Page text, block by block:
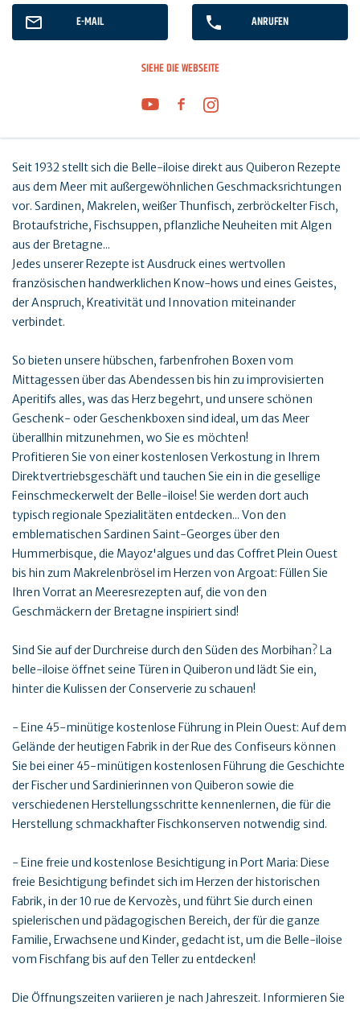
E-MAIL ANRUFEN
SIEHE DIE WEBSEITE
Seit 1932 stellt sich die Belle-iloise direkt aus Quiberon Rezepte
aus dem Meer mit außergewöhnlichen Geschmacksrichtungen
vor. Sardinen, Makrelen, weißer Thunfisch, zerbröckelter Fisch,
Brotaufstriche, Fischsuppen, pflanzliche Neuheiten mit Algen
aus der Bretagne...
Jedes unserer Rezepte ist Ausdruck eines wertvollen
französischen handwerklichen Know-hows und eines Geistes,
der Anspruch, Kreativität und Innovation miteinander
verbindet.
So bieten unsere hübschen, farbenfrohen Boxen vom
Mittagessen über das Abendessen bis hin zu improvisierten
Aperitifs alles, was das Herz begehrt, und unsere schönen
Geschenk- oder Geschenkboxen sind ideal, um das Meer
überallhin mitzunehmen, wo Sie es möchten!
Profitieren Sie von einer kostenlosen Verkostung in Ihrem
Direktvertriebsgeschäft und tauchen Sie ein in die gesellige
Feinschmeckerwelt der Belle-iloise! Sie werden dort auch
typisch regionale Spezialitäten entdecken... Von den
emblematischen Sardinen Saint-Georges über den
Hummerbisque, die Mayoz'algues und das Coffret Plein Ouest
bis hin zum Makrelenbrösel im Herzen von Argoat: Füllen Sie
Ihren Vorrat an Meeresrezepten auf, die von den
Geschmäckern der Bretagne inspiriert sind!
Sind Sie auf der Durchreise durch den Süden des Morbihan? La
belle-iloise öffnet seine Türen in Quiberon und lädt Sie ein,
hinter die Kulissen der Conserverie zu schauen!
- Eine 45-minütige kostenlose Führung in Plein Ouest: Auf dem
Gelände der heutigen Fabrik in der Rue des Confiseurs können
Sie bei einer 45-minütigen kostenlosen Führung die Geschichte
der Fischer und Sardinierinnen von Quiberon sowie die
verschiedenen Herstellungsschritte kennenlernen, die für die
Herstellung schmackhafter Fischkonserven notwendig sind.
- Eine freie und kostenlose Besichtigung in Port Maria: Diese
freie Besichtigung befindet sich im Herzen der historischen
Fabrik, in der 10 rue de Kervozès, und führt Sie durch einen
spielerischen und pädagogischen Bereich, der für die ganze
Familie, Erwachsene und Kinder, gedacht ist, um die Belle-iloise
vom Fischfang bis auf den Teller zu entdecken!
Die Öffnungszeiten variieren je nach Jahreszeit. Informieren Sie